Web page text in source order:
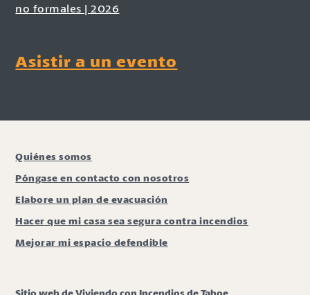
no formales | 2026
Asistir a un evento
Quiénes somos
Póngase en contacto con nosotros
Elabore un plan de evacuación
Hacer que mi casa sea segura contra incendios
Mejorar mi espacio defendible